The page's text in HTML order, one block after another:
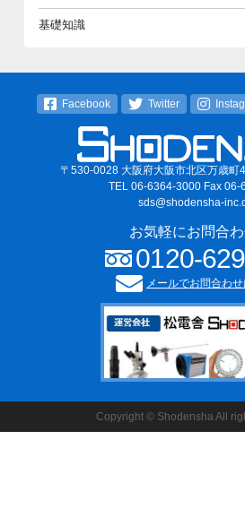
基礎知識
Facebook Twitter
〒530-0028 大阪府大阪市北区万歳町
TEL 06-6364-3000 Fax 06-
sds@shodensha-
お気軽にお問合わ
0120-
メールでお問合わ
Copyright © Shodensha All